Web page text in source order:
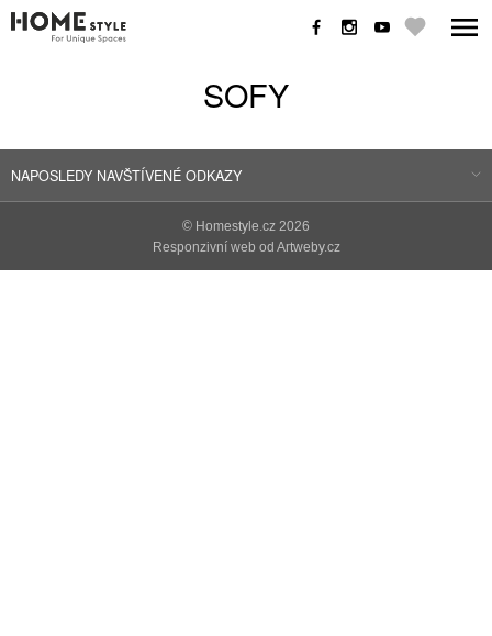
SOFY
NAPOSLEDY NAVŠTÍVENÉ ODKAZY
© Homestyle.cz 2026
Responzivní web od Artweby.cz